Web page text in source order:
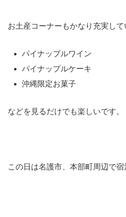
お土産コーナーもかなり充実して
パイナップルワイン
パイナップルケーキ
沖縄限定お菓子
などを見るだけでも楽しいです。
この日は名護市、本部町周辺で宿